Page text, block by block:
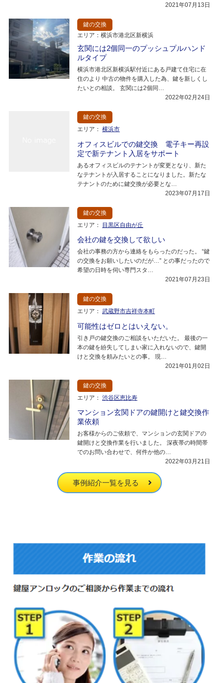
2021年07月13日
鍵の交換
エリア：横浜市港北区新横浜
玄関には2個同一のプッシュプルハンド
ルタイプ
横浜市港北区新横浜駅付近にある戸建て住宅に在
住のより 中古の物件を購入した為、鍵を新しくし
たいとの相談。 玄関には2個同…
2022年02月24日
鍵の交換
エリア： 横浜市
オフィスビルでの鍵交換 電子キー再設
定で新テナント入居をサポート
あるオフィスビルのテナントが変更となり、新た
なテナントが入居することになりました。新たな
テナントのために鍵交換が必要とな…
2023年07月17日
鍵の交換
エリア：
目黒区自由が丘
会社の鍵を交換して欲しい
会社の事務の方から連絡をもらったのだった。 “鍵
の交換をお願いしたいのだが…” との事だったので
希望の日時を伺い専門スタ…
2021年07月23日
鍵の交換
エリア： 武蔵野市吉祥寺本町
可能性はゼロとはいえない。
引き戸の鍵交換のご相談をいただいた。 最後の一
本の鍵を紛失してしまい家に入れないので、鍵開
けと交換を頼みたいとの事。 現…
2021年01月02日
鍵の交換
エリア： 渋谷区恵比寿
マンション玄関ドアの鍵開けと鍵交換作
業依頼
お客様からのご依頼で、マンションの玄関ドアの
鍵開けと交換作業を行いました。 深夜帯の時間帯
でのお問い合わせで、何件か他の…
2022年03月21日
事例紹介一覧を見る